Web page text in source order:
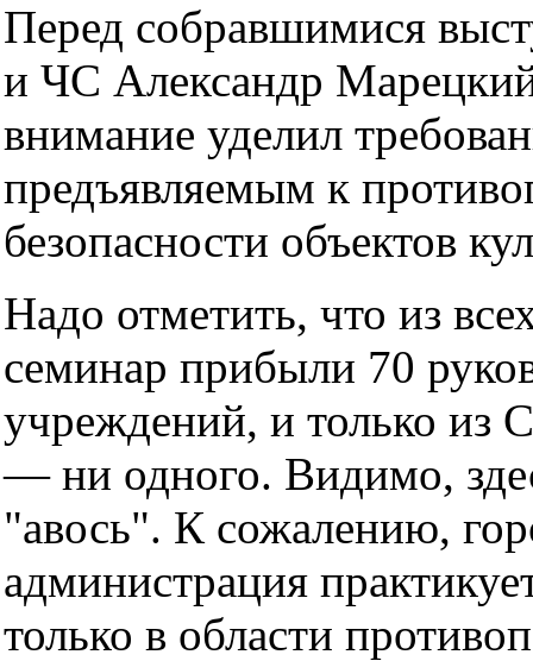
Перед собравшимися
и ЧС Александр
внимание уделил
предъявляемым к
безопасности объектов
Надо отметить, что из
семинар прибыли 70
учреждений, и только из
— ни одного. Видимо,
"авось". К сожалению,
администрация
только в области